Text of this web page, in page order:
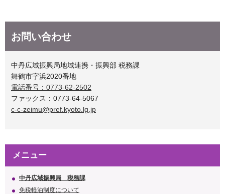
お問い合わせ
中丹広域振興局地域連携・振興部 税務課
舞鶴市字浜2020番地
電話番号：0773-62-2502
ファックス：0773-64-5067
c-c-zeimu@pref.kyoto.lg.jp
メニュー
中丹広域振興局 税務課
免税軽油制度について